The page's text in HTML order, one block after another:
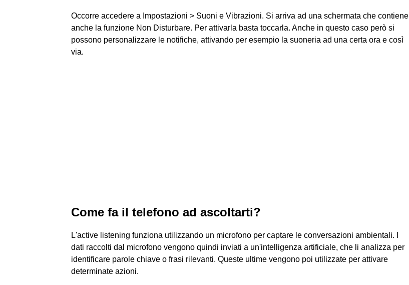
Occorre accedere a Impostazioni > Suoni e Vibrazioni. Si arriva ad una schermata che contiene
anche la funzione Non Disturbare. Per attivarla basta toccarla. Anche in questo caso però si
possono personalizzare le notifiche, attivando per esempio la suoneria ad una certa ora e così
via.
Come fa il telefono ad ascoltarti?
L'active listening funziona utilizzando un microfono per captare le conversazioni ambientali. I
dati raccolti dal microfono vengono quindi inviati a un'intelligenza artificiale, che li analizza per
identificare parole chiave o frasi rilevanti. Queste ultime vengono poi utilizzate per attivare
determinate azioni.